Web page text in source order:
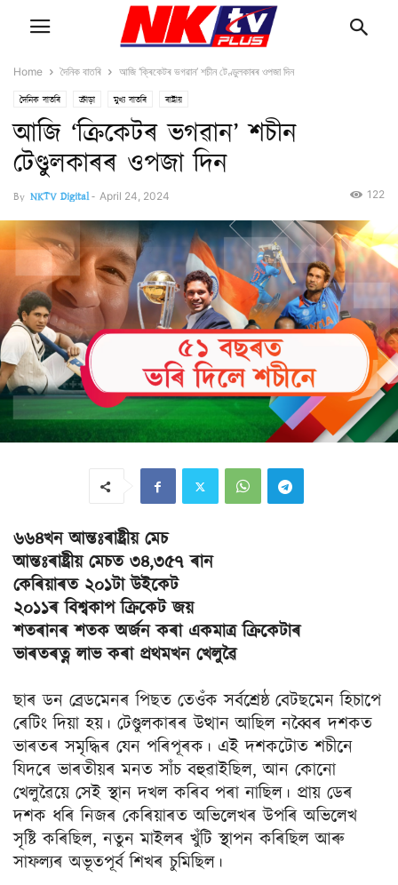
Home দৈনিক বাতৰি আজি ‘ক্ৰিকেটৰ ভগৱান’ শচীন টেণ্ডুলকাৰৰ ওপজা দিন
দৈনিক বাতৰি ক্ৰীড়া মুখ্য বাতৰি ৰাষ্ট্ৰীয়
আজি ‘ক্ৰিকেটৰ ভগৱান’ শচীন
টেণ্ডুলকাৰৰ ওপজা দিন
By NKTV Digital- April 24, 2024 122
৬৬৪খন আন্তঃৰাষ্ট্ৰীয় মেচ
আন্তঃৰাষ্ট্ৰীয় মেচত ৩৪,৩৫৭ ৰান
কেৰিয়াৰত ২০১টা উইকেট
২০১১ৰ বিশ্বকাপ ক্ৰিকেট জয়
শতৰানৰ শতক অৰ্জন কৰা একমাত্ৰ ক্ৰিকেটাৰ
ভাৰতৰত্ন লাভ কৰা প্ৰথমখন খেলুৱৈ
ছাৰ ডন ব্ৰেডমেনৰ পিছত তেওঁক সৰ্বশ্ৰেষ্ঠ বেটছমেন হিচাপে
ৰেটিং দিয়া হয়। টেণ্ডুলকাৰৰ উত্থান আছিল নব্বৈৰ দশকত
ভাৰতৰ সমৃদ্ধিৰ যেন পৰিপূৰক। এই দশকটোত শচীনে
যিদৰে ভাৰতীয়ৰ মনত সাঁচ বহুৱাইছিল, আন কোনো
খেলুৱৈয়ে সেই স্থান দখল কৰিব পৰা নাছিল। প্ৰায় ডেৰ
দশক ধৰি নিজৰ কেৰিয়াৰত অভিলেখৰ উপৰি অভিলেখ
সৃষ্টি কৰিছিল, নতুন মাইলৰ খুঁটি স্থাপন কৰিছিল আৰু
সাফল্যৰ অভূতপূৰ্ব শিখৰ চুমিছিল।